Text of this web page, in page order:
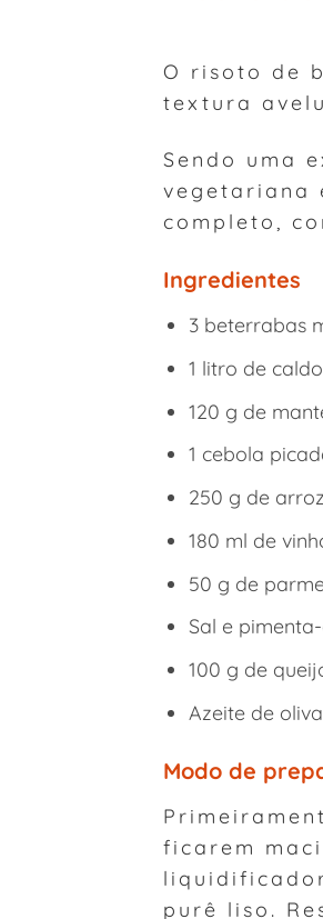
O risoto de
textura
Sendo uma
vegetariana
completo,
Ingredientes
3 beterrabas
1 litro de
120 g de
1 cebola
250 g de
180 ml de
50 g de
Sal e
100 g de
Azeite de
Modo de
ficarem
purê liso.